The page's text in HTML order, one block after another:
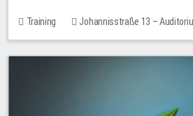
Training
Johannisstraße 13 –
7 places
10.00 EUR